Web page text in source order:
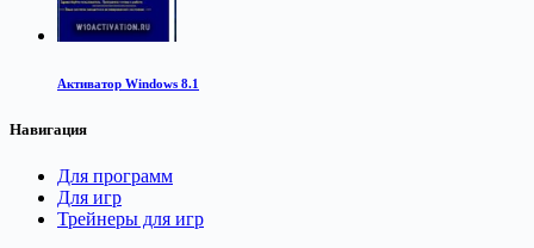
Активатор Windows 8.1
Навигация
Для программ
Для игр
Трейнеры для игр